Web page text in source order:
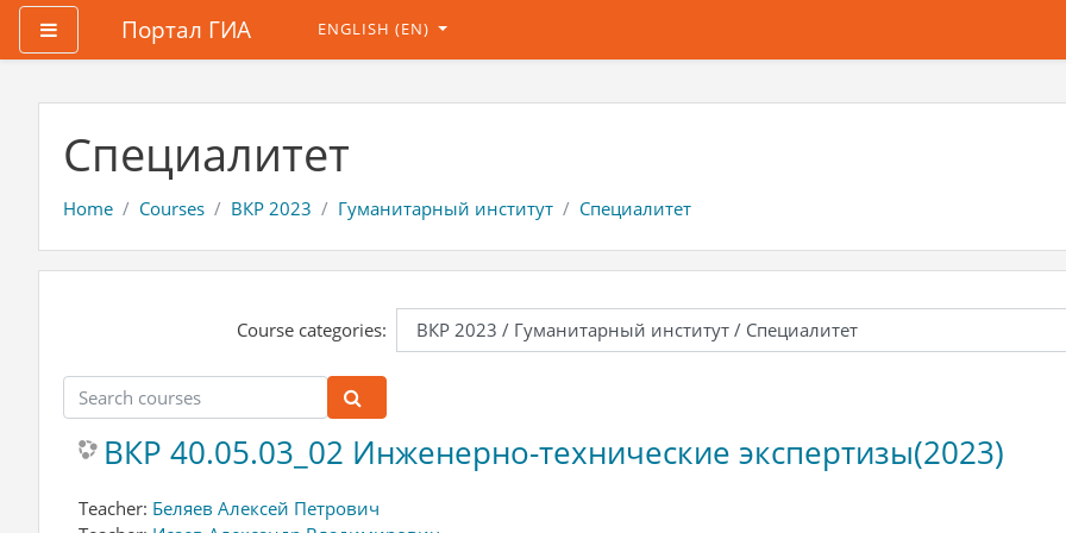
Side panelПортал ГИА ENGLISH ‎(EN)‎
Специалитет
Home Courses ВКР 2023 Гуманитарный институт Специалитет
Course categories:
Search courses
ВКР 40.05.03_02 Инженерно-технические экспертизы(2023)
Teacher: Беляев Алексей Петрович